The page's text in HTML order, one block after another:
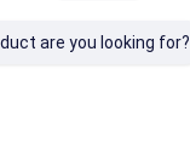
are you looking for?